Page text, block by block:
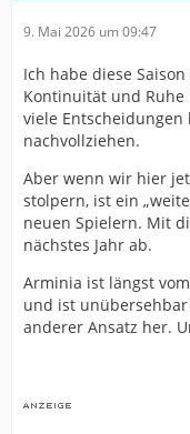
9. Mai 2026 um 09:47
Ich habe diese
Kontinuität und Ruhe
viele
nachvollziehen.
Aber wenn wir hier
stolpern, ist ein
neuen Spielern. Mit
nächstes Jahr ab.
Arminia ist längst
und ist
anderer Ansatz her.